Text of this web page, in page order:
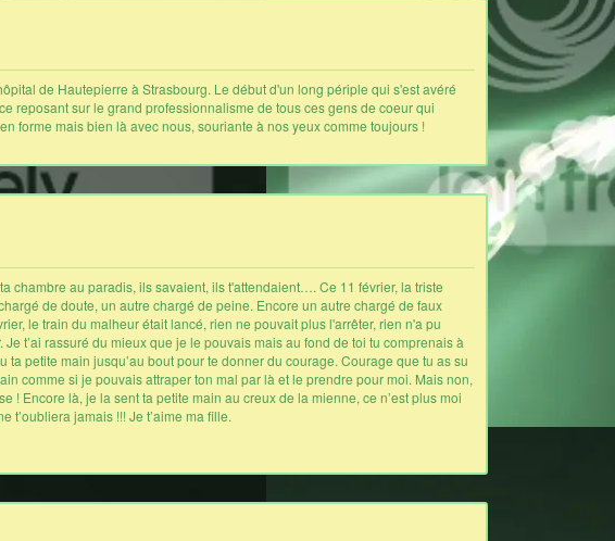
de Hautepierre à Strasbourg. Le début d'un long périple qui s'est avéré
reposant sur le grand professionnalisme de tous ces gens de coeur qui
forme mais bien là avec nous, souriante à nos yeux comme toujours !
chambre au paradis, ils savaient, ils t'attendaient…. Ce 11 février, la triste
de doute, un autre chargé de peine. Encore un autre chargé de faux
le train du malheur était lancé, rien ne pouvait plus l'arrêter, rien n'a pu
t’ai rassuré du mieux que je le pouvais mais au fond de toi tu comprenais à
ta petite main jusqu’au bout pour te donner du courage. Courage que tu as su
comme si je pouvais attraper ton mal par là et le prendre pour moi. Mais non,
Encore là, je la sent ta petite main au creux de la mienne, ce n’est plus moi
t’oubliera jamais !!! Je t’aime ma fille.